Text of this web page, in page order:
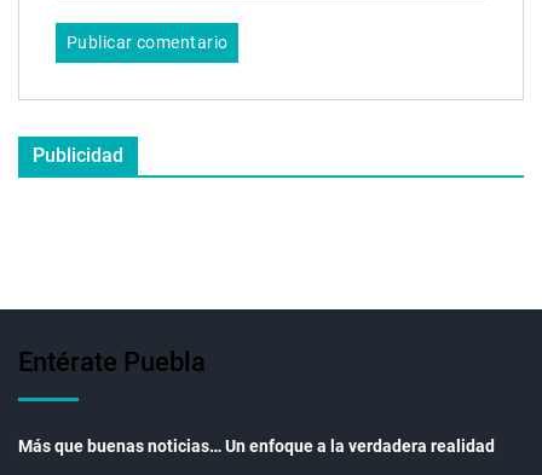
Publicidad
Entérate Puebla
Más que buenas noticias… Un enfoque a la verdadera realidad